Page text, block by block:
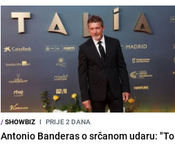
/SHOWBIZ I PRIJE 2 DANA
Antonio Banderas o srčanom udaru: "To